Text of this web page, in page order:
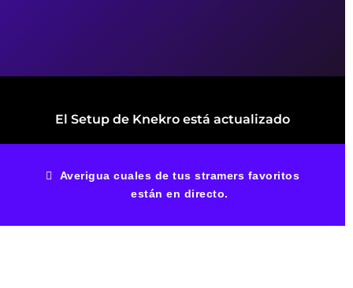
El Setup de Knekro está actualizado
Averigua cuales de tus stramers favoritos
están en directo.